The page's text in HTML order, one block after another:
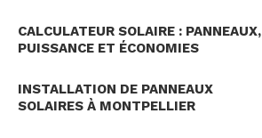
CALCULATEUR SOLAIRE : PANNEAUX,
PUISSANCE ET ÉCONOMIES
INSTALLATION DE PANNEAUX
SOLAIRES À MONTPELLIER